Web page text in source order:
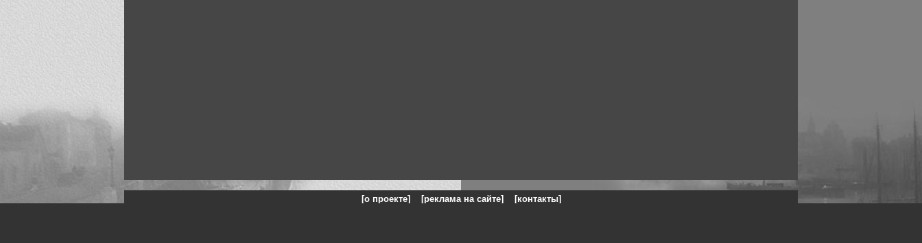
[о проекте] [реклама на сайте] [контакты]